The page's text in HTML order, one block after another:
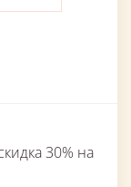
30% на